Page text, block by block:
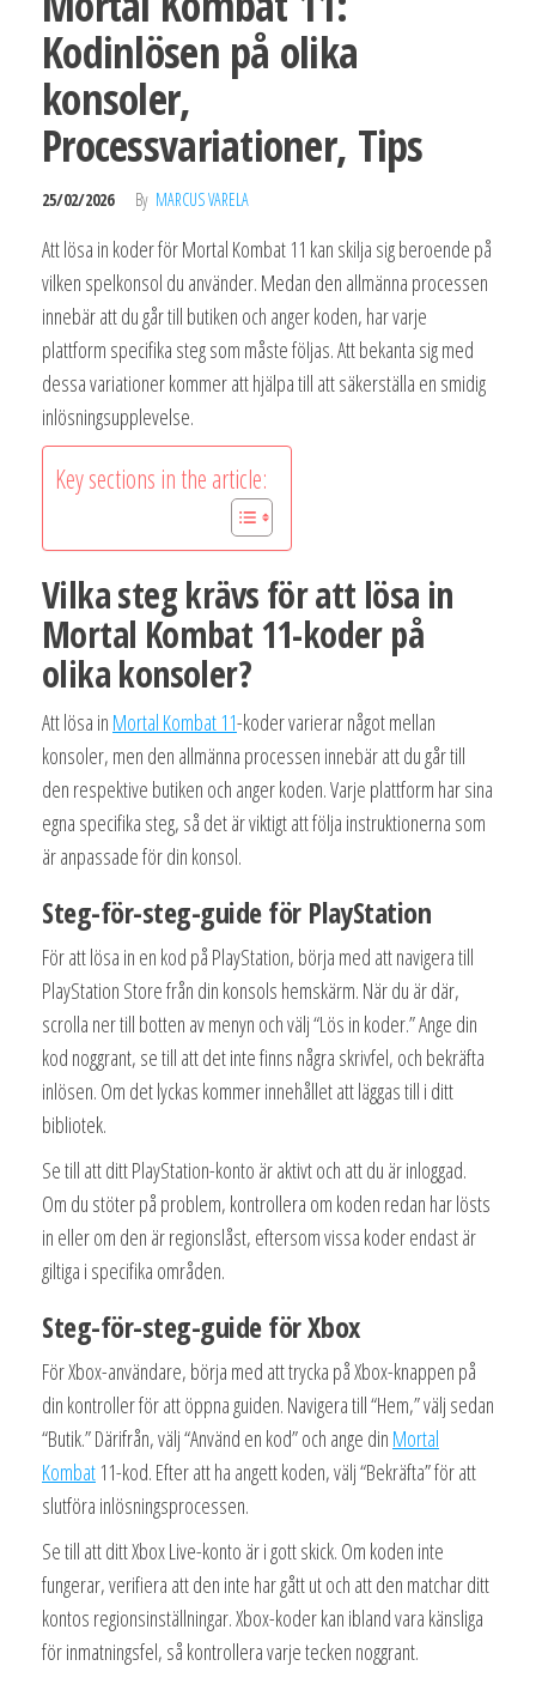
Kodinlösen på olika
konsoler,
Processvariationer, Tips
25/02/2026 By MARCUS VARELA
Att lösa in koder för Mortal Kombat 11 kan skilja sig beroende på
vilken spelkonsol du använder. Medan den allmänna processen
innebär att du går till butiken och anger koden, har varje
plattform specifika steg som måste följas. Att bekanta sig med
dessa variationer kommer att hjälpa till att säkerställa en smidig
inlösningsupplevelse.
Key sections in the article:
Vilka steg krävs för att lösa in
Mortal Kombat 11-koder på
olika konsoler?
Att lösa in Mortal Kombat 11-koder varierar något mellan
konsoler, men den allmänna processen innebär att du går till
den respektive butiken och anger koden. Varje plattform har sina
egna specifika steg, så det är viktigt att följa instruktionerna som
är anpassade för din konsol.
Steg-för-steg-guide för PlayStation
För att lösa in en kod på PlayStation, börja med att navigera till
PlayStation Store från din konsols hemskärm. När du är där,
scrolla ner till botten av menyn och välj “Lös in koder.” Ange din
kod noggrant, se till att det inte finns några skrivfel, och bekräfta
inlösen. Om det lyckas kommer innehållet att läggas till i ditt
bibliotek.
Se till att ditt PlayStation-konto är aktivt och att du är inloggad.
Om du stöter på problem, kontrollera om koden redan har lösts
in eller om den är regionslåst, eftersom vissa koder endast är
giltiga i specifika områden.
Steg-för-steg-guide för Xbox
För Xbox-användare, börja med att trycka på Xbox-knappen på
din kontroller för att öppna guiden. Navigera till “Hem,” välj sedan
“Butik.” Därifrån, välj “Använd en kod” och ange din Mortal
Kombat 11-kod. Efter att ha angett koden, välj “Bekräfta” för att
slutföra inlösningsprocessen.
Se till att ditt Xbox Live-konto är i gott skick. Om koden inte
fungerar, verifiera att den inte har gått ut och att den matchar ditt
kontos regionsinställningar. Xbox-koder kan ibland vara känsliga
för inmatningsfel, så kontrollera varje tecken noggrant.